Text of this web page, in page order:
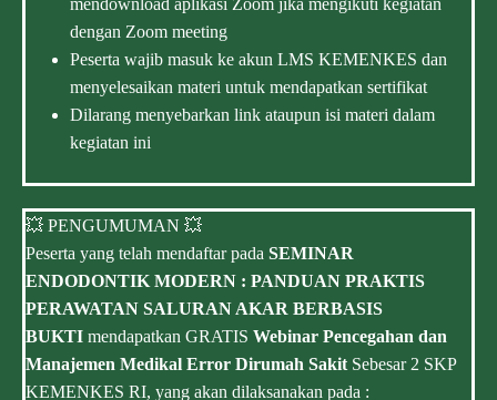
mendownload aplikasi Zoom jika mengikuti kegiatan
dengan Zoom meeting
Peserta wajib masuk ke akun LMS KEMENKES dan
menyelesaikan materi untuk mendapatkan sertifikat
Dilarang menyebarkan link ataupun isi materi dalam
kegiatan ini
💥 PENGUMUMAN 💥
Peserta yang telah mendaftar pada SEMINAR
ENDODONTIK MODERN : PANDUAN PRAKTIS
PERAWATAN SALURAN AKAR BERBASIS
BUKTI mendapatkan GRATIS Webinar Pencegahan dan
Manajemen Medikal Error Dirumah Sakit Sebesar 2 SKP
KEMENKES RI, yang akan dilaksanakan pada :